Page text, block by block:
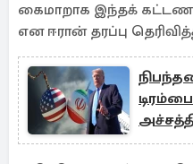
கைமாறாக இந்தக்
என ஈரான் தரப்பு